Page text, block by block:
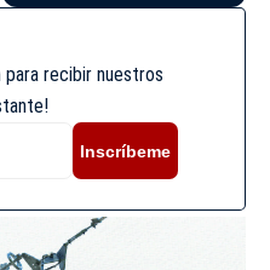
recibir nuestros
Inscríbeme